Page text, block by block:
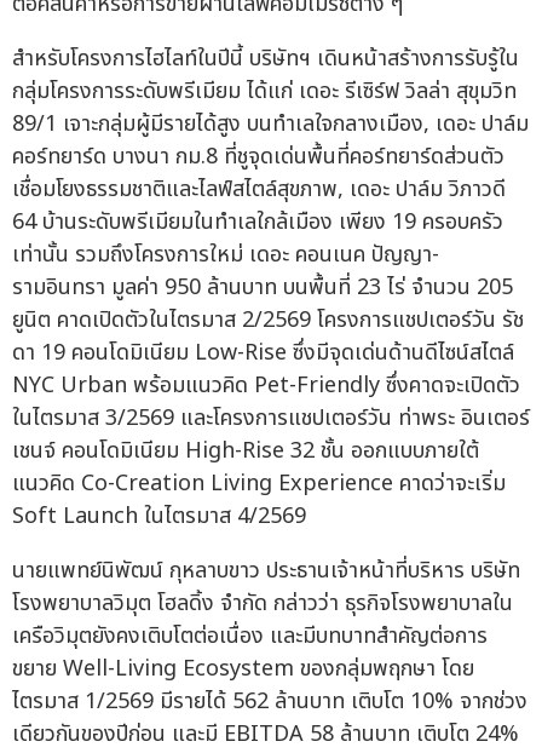
สำหรับโครงการไฮไลท์ในปีนี้ บริษัทฯ เดินหน้าสร้างการรับรู้ใน
กลุ่มโครงการระดับพรีเมียม ได้แก่ เดอะ รีเซิร์ฟ วิลล่า สุขุมวิท
89/1 เจาะกลุ่มผู้มีรายได้สูง บนทำเลใจกลางเมือง, เดอะ ปาล์ม
คอร์ทยาร์ด บางนา กม.8 ที่ชูจุดเด่นพื้นที่คอร์ทยาร์ดส่วนตัว
เชื่อมโยงธรรมชาติและไลฟ์สไตล์สุขภาพ, เดอะ ปาล์ม วิภาวดี
64 บ้านระดับพรีเมียมในทำเลใกล้เมือง เพียง 19 ครอบครัว
เท่านั้น รวมถึงโครงการใหม่ เดอะ คอนเนค ปัญญา-
รามอินทรา มูลค่า 950 ล้านบาท บนพื้นที่ 23 ไร่ จำนวน 205
ยูนิต คาดเปิดตัวในไตรมาส 2/2569 โครงการแชปเตอร์วัน รัช
ดา 19 คอนโดมิเนียม Low-Rise ซึ่งมีจุดเด่นด้านดีไซน์สไตล์
NYC Urban พร้อมแนวคิด Pet-Friendly ซึ่งคาดจะเปิดตัว
ในไตรมาส 3/2569 และโครงการแชปเตอร์วัน ท่าพระ อินเตอร์
เชนจ์ คอนโดมิเนียม High-Rise 32 ชั้น ออกแบบภายใต้
แนวคิด Co-Creation Living Experience คาดว่าจะเริ่ม
Soft Launch ในไตรมาส 4/2569
นายแพทย์นิพัฒน์ กุหลาบขาว ประธานเจ้าหน้าที่บริหาร บริษัท
โรงพยาบาลวิมุต โฮลดิ้ง จำกัด กล่าวว่า ธุรกิจโรงพยาบาลใน
เครือวิมุตยังคงเติบโตต่อเนื่อง และมีบทบาทสำคัญต่อการ
ขยาย Well-Living Ecosystem ของกลุ่มพฤกษา โดย
ไตรมาส 1/2569 มีรายได้ 562 ล้านบาท เติบโต 10% จากช่วง
เดียวกันของปีก่อน และมี EBITDA 58 ล้านบาท เติบโต 24%